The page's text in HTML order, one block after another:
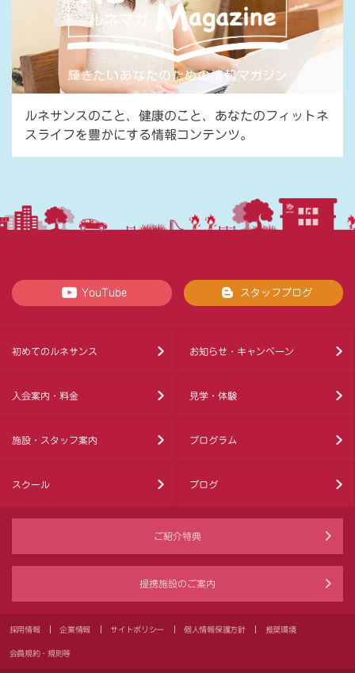
ルネサンスのこと、健康のこと、あなたのフィットネ
スライフを豊かにする情報コンテンツ。
YouTube スタッフブログ
初めてのルネサンス お知らせ・キャンペーン
入会案内・料金 見学・体験
施設・スタッフ案内 プログラム
スクール ブログ
ご紹介特典
提携施設のご案内
採用情報 企業情報 サイトポリシー 個人情報保護方針 推奨環境
会員規約・規則等